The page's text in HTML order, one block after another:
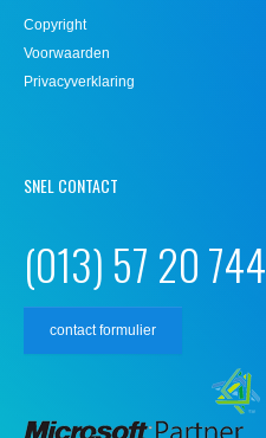
Copyright
Voorwaarden
Privacyverklaring
SNEL CONTACT
(013) 57 20 744
contact formulier